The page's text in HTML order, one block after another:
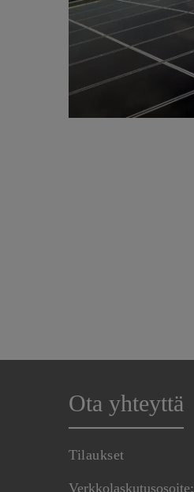
Ota yhteyttä
Tilaukset
Verkkolaskutusosoite: